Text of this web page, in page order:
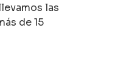
las
de 15